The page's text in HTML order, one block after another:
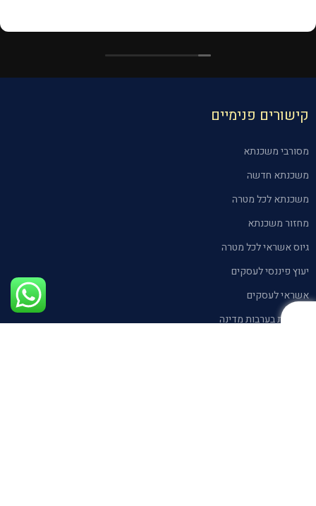
קישורים פנימיים
מסורבי משכנתא
משכנתא חדשה
משכנתא לכל מטרה
מחזור משכנתא
גיוס אשראי לכל מטרה
יעוץ פיננסי לעסקים
אשראי לעסקים
הלוואות בערבות מדינה